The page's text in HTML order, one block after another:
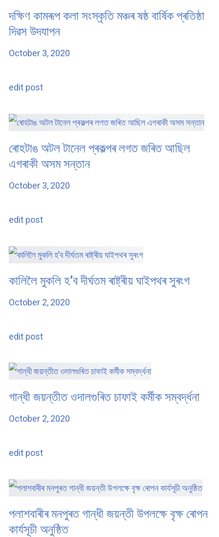
দক্ষিণ কামৰূপ কলা সংস্কৃতি মঞ্চৰ ষষ্ঠ বাৰ্ষিক প্ৰতিষ্ঠা
দিৱস উদযাপন
October 3, 2020
edit post
ৰোহটাঙ অটল টানেল প্ৰকল্পৰ লগত জৰিত আছিল
এগৰাকী অসম সন্তান
October 3, 2020
edit post
কালিলৈ মুকলি হ’ব দীৰ্ঘতম ৰাষ্ট্ৰীয় ঘাইপথৰ সুৰংগ
October 2, 2020
edit post
গান্ধী জয়ন্তীত ওদালগুৰিত চাফাই কৰ্মীক সম্বৰ্দ্ধনা
October 2, 2020
edit post
পলাশবাৰীৰ মনপুৰত গান্ধী জয়ন্তী উপলক্ষে বৃক্ষ ৰোপন
কাৰ্যসূচী অনুষ্ঠিত